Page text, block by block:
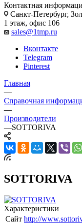
Контактная
Санкт-Петербург,
1 этаж, офис 106
sales@1tmp.ru
Вконтакте
Telegram
Pinterest
Главная
—
Справочная
—
Производители
—SOTTORIVA
SOTTORIVA
Характеристики
Сайт http://